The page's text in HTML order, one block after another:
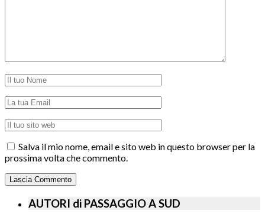
Salva il mio nome, email e sito web in questo browser per la
prossima volta che commento.
AUTORI di PASSAGGIO A SUD